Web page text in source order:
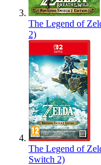
The Legend of
2)
The Legend of
Switch 2)